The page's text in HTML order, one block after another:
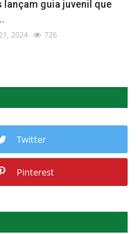
guia juvenil que
2024 726
Twitter
Pinterest